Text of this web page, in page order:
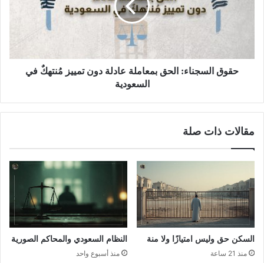
حقوق السجناء: الحق بمعاملة عادلة دون تمييز مُنتهكٌ في
السعودية
مقالات ذات صلة
السكن حق وليس امتيازًا ولا منة
منذ 21 ساعة
النظام السعودي والمحاكم الصورية
منذ أسبوع واحد